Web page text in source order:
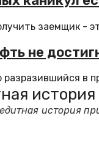
заемщик -
не
в
история